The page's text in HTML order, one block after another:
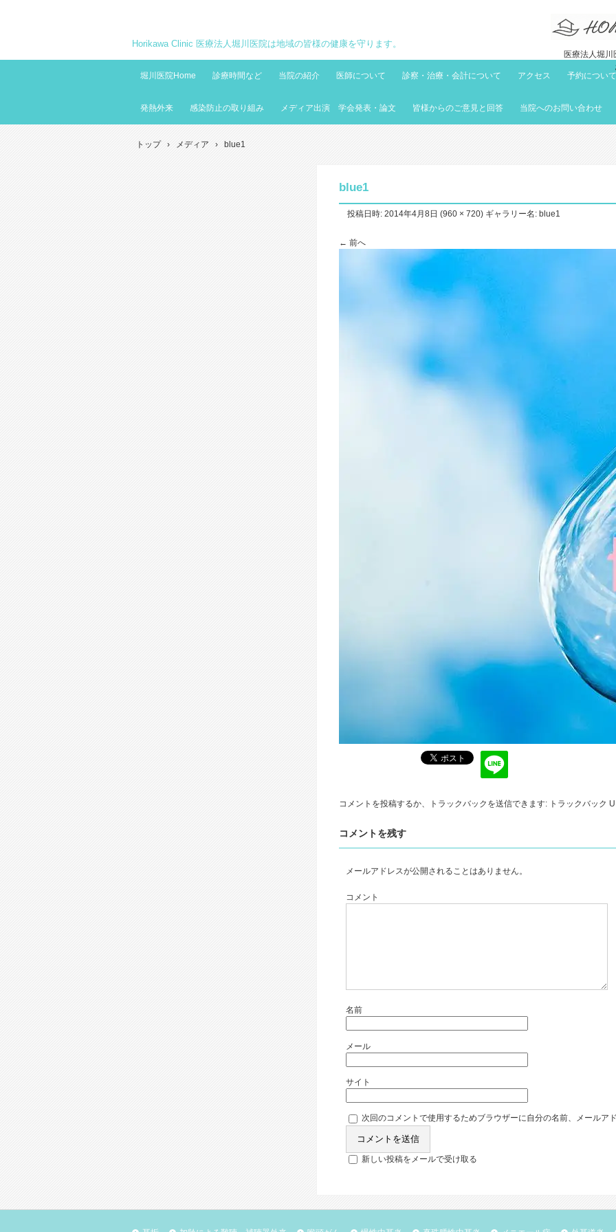
Horikawa Clinic 医療法人堀川医院は地域の皆様の健康を守ります。
医療法人堀
堀川医院Home
診療時間など 当院の紹介 医師について 診察・治療・会計について アクセス 予約について
発熱外来 感染防止の取り組み メディア出演 学会発表・論文 皆様からのご意見と回答 当院へのお問い合わせ
トップ › メディア › blue1
blue1
投稿日時: 2014年4月8日 (960 × 720) ギャラリー名: blue1
← 前へ
コメントを投稿するか、トラックバックを送信できます: トラックバック
コメントを残す
メールアドレスが公開されることはありません。
コメント
名前
メール
サイト
次回のコメントで使用するためブラウザーに自分の名前、メールア
新しい投稿をメールで受け取る